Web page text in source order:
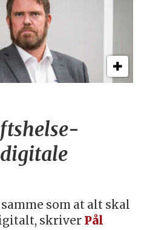
som at alt skal
skriver Pål